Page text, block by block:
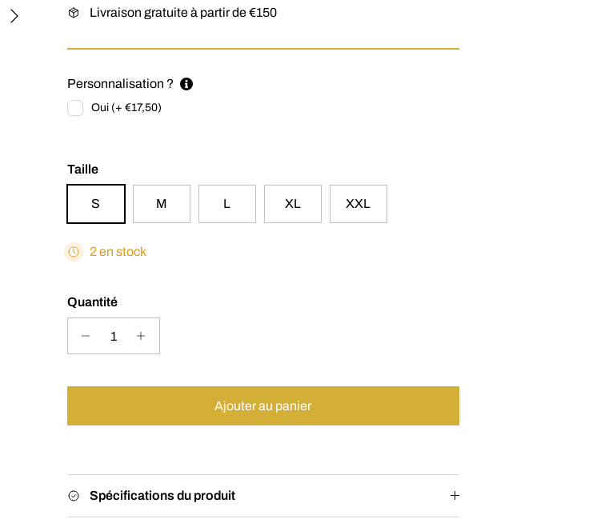
Suivant Livraison gratuite à partir de €150
Personnalisation ?
Oui (+ €17,50)
Taille
S M L XL XXL
2 en stock
Quantité
Ajouter au panier
Spécifications du produit